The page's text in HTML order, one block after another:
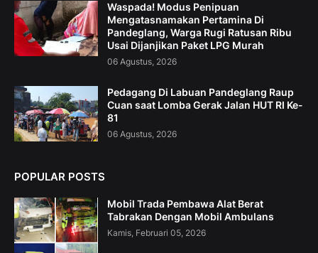
Waspada! Modus Penipuan
Mengatasnamakan Pertamina Di
Pandeglang, Warga Rugi Ratusan Ribu
Usai Dijanjikan Paket LPG Murah
06 Agustus, 2026
Pedagang Di Labuan Pandeglang Raup
Cuan saat Lomba Gerak Jalan HUT RI Ke-
81
06 Agustus, 2026
POPULAR POSTS
Mobil Trada Pembawa Alat Berat
Tabrakan Dengan Mobil Ambulans
Kamis, Februari 05, 2026